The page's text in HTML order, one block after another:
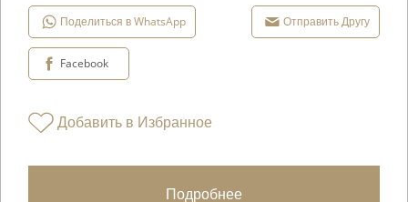
Поделиться в WhatsApp Отправить Другу
Facebook
Добавить в Избранное
Подробнее